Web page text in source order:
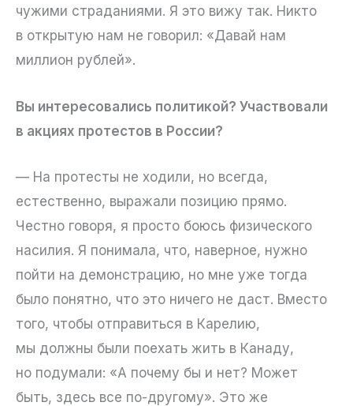
чужими страданиями. Я это вижу так. Никто
в открытую нам не говорил: «Давай нам
миллион рублей».
Вы интересовались политикой? Участвовали
в акциях протестов в России?
— На протесты не ходили, но всегда,
естественно, выражали позицию прямо.
Честно говоря, я просто боюсь физического
насилия. Я понимала, что, наверное, нужно
пойти на демонстрацию, но мне уже тогда
было понятно, что это ничего не даст. Вместо
того, чтобы отправиться в Карелию,
мы должны были поехать жить в Канаду,
но подумали: «А почему бы и нет? Может
быть, здесь все по-другому». Это же